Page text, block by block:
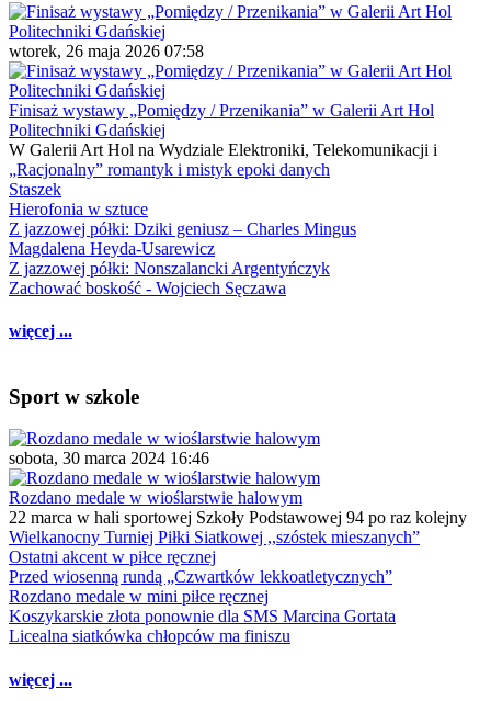
wtorek, 26 maja 2026 07:58
Finisaż wystawy „Pomiędzy / Przenikania” w Galerii Art Hol
Politechniki Gdańskiej
W Galerii Art Hol na Wydziale Elektroniki, Telekomunikacji i
„Racjonalny” romantyk i mistyk epoki danych
Staszek
Hierofonia w sztuce
Z jazzowej półki: Dziki geniusz – Charles Mingus
Magdalena Heyda-Usarewicz
Z jazzowej półki: Nonszalancki Argentyńczyk
Zachować boskość - Wojciech Sęczawa
więcej ...
Sport w szkole
sobota, 30 marca 2024 16:46
Rozdano medale w wioślarstwie halowym
22 marca w hali sportowej Szkoły Podstawowej 94 po raz kolejny
Wielkanocny Turniej Piłki Siatkowej ,,szóstek mieszanych”
Ostatni akcent w piłce ręcznej
Przed wiosenną rundą „Czwartków lekkoatletycznych”
Rozdano medale w mini piłce ręcznej
Koszykarskie złota ponownie dla SMS Marcina Gortata
Licealna siatkówka chłopców ma finiszu
więcej ...